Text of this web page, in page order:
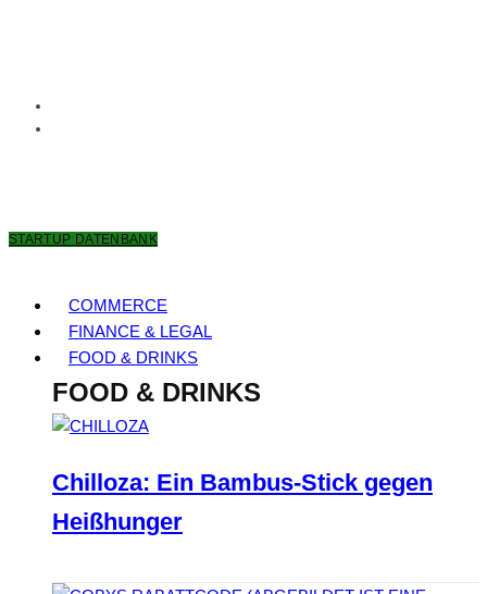
STARTUP DATENBANK
COMMERCE
FINANCE & LEGAL
FOOD & DRINKS
FOOD & DRINKS
Chilloza: Ein Bambus-Stick gegen
Heißhunger